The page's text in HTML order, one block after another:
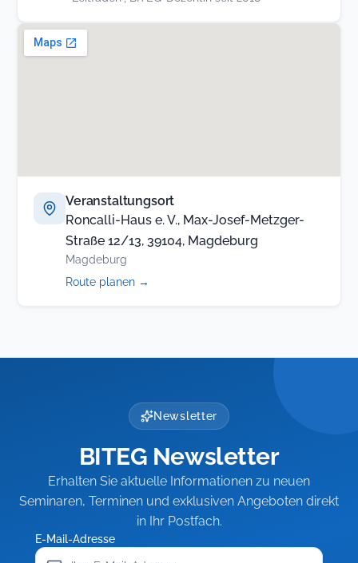
Veranstaltungsort
Roncalli-Haus e. V., Max-Josef-Metzger-
Straße 12/13, 39104, Magdeburg
Magdeburg
Route planen →
Newsletter
BITEG Newsletter
Erhalten Sie aktuelle Informationen zu neuen
Seminaren, Terminen und exklusiven Angeboten direkt
in Ihr Postfach.
E-Mail-Adresse